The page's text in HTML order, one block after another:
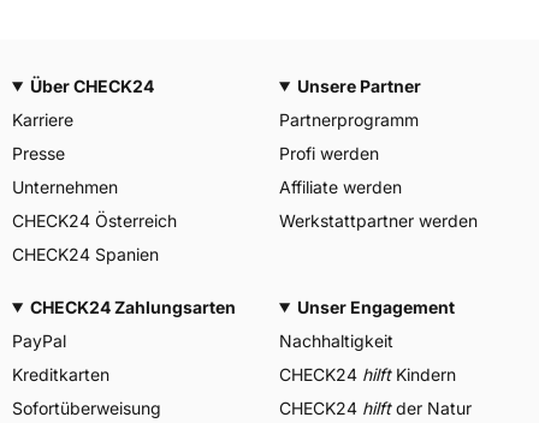
Über CHECK24
Karriere
Presse
Unternehmen
CHECK24 Österreich
CHECK24 Spanien
Unsere Partner
Partnerprogramm
Profi werden
Affiliate werden
Werkstattpartner werden
CHECK24 Zahlungsarten
PayPal
Kreditkarten
Sofortüberweisung
Unser Engagement
Nachhaltigkeit
CHECK24 hilftKindern
CHECK24 hilftder Natur